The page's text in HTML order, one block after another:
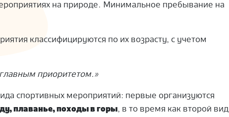
на природе. Минимальное пребывание на
классифицируются по их возрасту, с учетом
приоритетом.»
спортивных мероприятий: первые организуются
плаванье, походы в горы, в то время как второй вид